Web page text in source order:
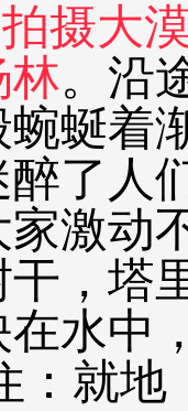
拍摄大
林。沿
蜒着
了人
激动
干，塔
水中
：就